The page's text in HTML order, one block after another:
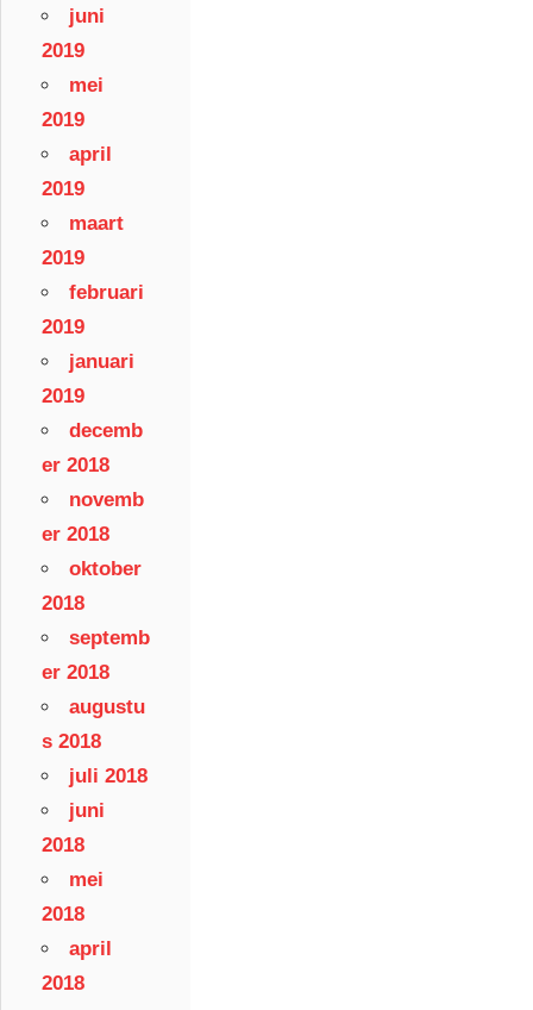
juni
2019
mei
2019
april
2019
maart
2019
februari
2019
januari
2019
decemb
er 2018
novemb
er 2018
oktober
2018
septemb
er 2018
augustu
s 2018
juli 2018
juni
2018
mei
2018
april
2018